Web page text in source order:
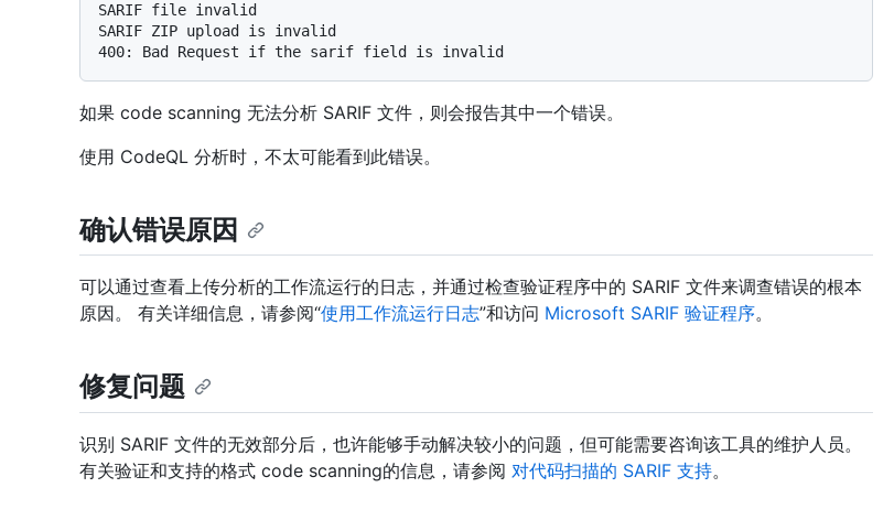
SARIF file invalid
SARIF ZIP upload is invalid
如果 code scanning 无法分析 SARIF 文件，则会报告其中一个错误。
使用 CodeQL 分析时，不太可能看到此错误。
确认错误原因
可以通过查看上传分析的工作流运行的日志，并通过检查验证程序中的 SARIF 文件来调查错误的根本
原因。 有关详细信息，请参阅“使用工作流运行日志”和访问 Microsoft SARIF 验证程序。
修复问题
识别 SARIF 文件的无效部分后，也许能够手动解决较小的问题，但可能需要咨询该工具的维护人员。
有关验证和支持的格式 code scanning的信息，请参阅 对代码扫描的 SARIF 支持。